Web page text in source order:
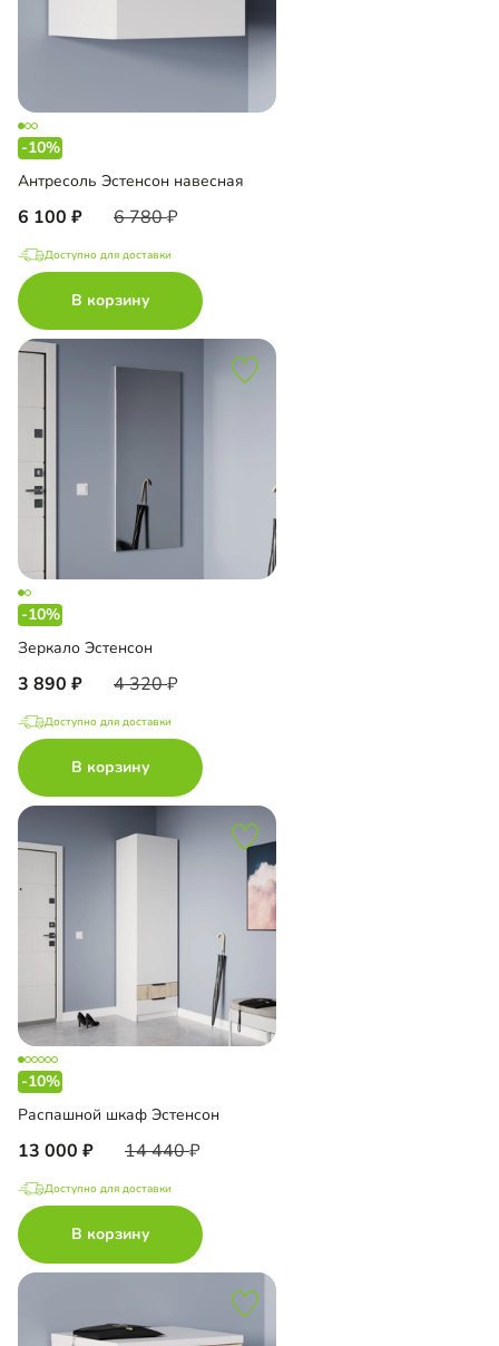
-10%
Антресоль Эстенсон навесная
6 100 6 780
Доступно для доставки
В корзину
-10%
Зеркало Эстенсон
3 890 4 320
Доступно для доставки
В корзину
-10%
Распашной шкаф Эстенсон
13 000 14 440
Доступно для доставки
В корзину